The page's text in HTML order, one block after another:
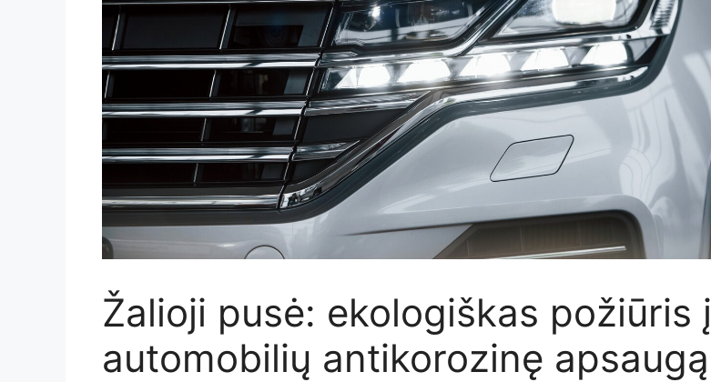
Žalioji pusė: ekologiškas požiūris į
automobilių antikorozinę apsaugą